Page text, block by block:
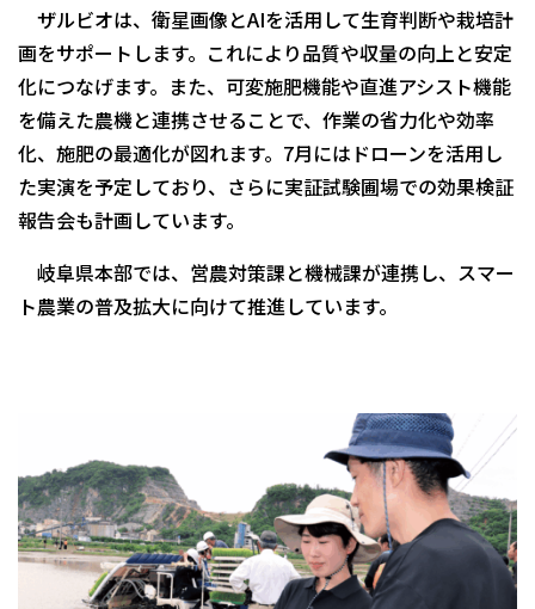
ザルビオは、衛星画像とAIを活用して生育判断や栽培計
画をサポートします。これにより品質や収量の向上と安定
化につなげます。また、可変施肥機能や直進アシスト機能
を備えた農機と連携させることで、作業の省力化や効率
化、施肥の最適化が図れます。7月にはドローンを活用し
た実演を予定しており、さらに実証試験圃場での効果検証
報告会も計画しています。
岐阜県本部では、営農対策課と機械課が連携し、スマー
ト農業の普及拡大に向けて推進しています。